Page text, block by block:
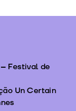
Festival de
Un Certain